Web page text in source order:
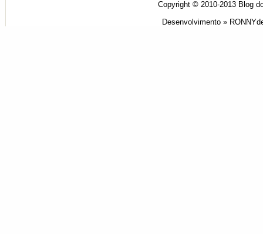
Copyright © 2010-2013 Blog
Desenvolvimento »